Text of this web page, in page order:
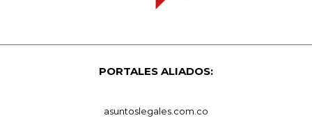
PORTALES ALIADOS:
asuntoslegales.com.co